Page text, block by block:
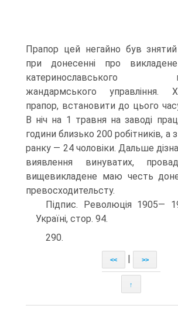
Прапор цей негайно був
при донесенні про
катерино­славського
жандармського управління.
прапор, встановити до цього
В ніч на 1 травня на заводі
години близько 200 робітників, а
ранку — 24 чоловіки. Дальше
виявлення винуватих,
вищевикладене маю честь
превосходительсту.
Підпис. Революція 1905—
Україні, стор. 94.
290.
<< >>
↑